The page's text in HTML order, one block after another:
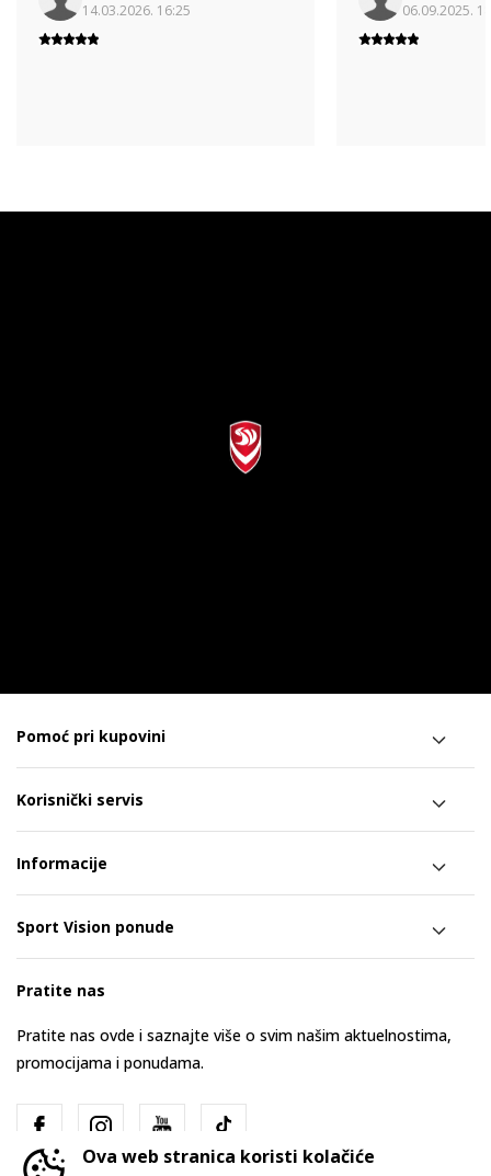
14.03.2026. 16:25 06.09.2025.
Pomoć pri kupovini
Korisnički servis
Informacije
Sport Vision ponude
Pratite nas
Pratite nas ovde i saznajte više o svim našim aktuelnostima,
promocijama i ponudama.
Ova web stranica koristi kolačiće